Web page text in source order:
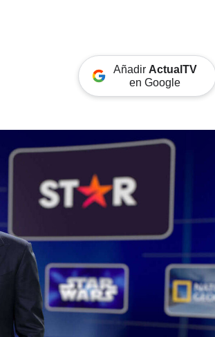
Añadir ActualTV
en Google